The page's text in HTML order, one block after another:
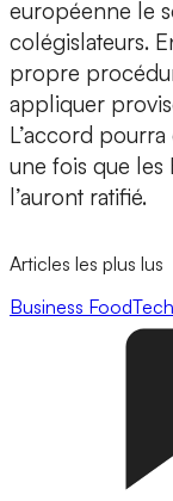
européenne le
colégislateurs.
propre
appliquer
L’accord
une fois que les
l’auront ratifié.
Articles les plus lus
Business FoodTech